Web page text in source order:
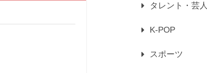
タレント・芸人
K-POP
スポーツ